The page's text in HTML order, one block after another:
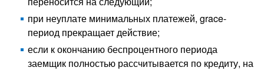
при неуплате минимальных платежей, grace-
период прекращает действие;
если к окончанию беспроцентного периода
заемщик полностью рассчитывается по кредиту, на